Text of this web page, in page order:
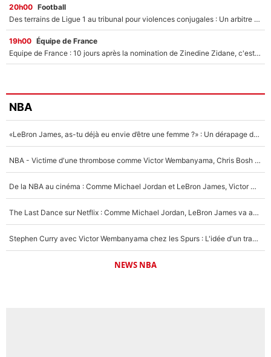
20h00 Football
Des terrains de Ligue 1 au tribunal pour violences conjugales : Un arbitre français encourt une peine de 18 mois de prison !
19h00 Équipe de France
Equipe de France : 10 jours après la nomination de Zinedine Zidane, c'est au tour de son fils de prendre un nouveau départ !
NBA
«LeBron James, as-tu déjà eu envie d’être une femme ?» : Un dérapage de Donald Trump sur la superstar de la NBA refait surface
NBA - Victime d'une thrombose comme Victor Wembanyama, Chris Bosh prévient le Français des risques sur sa santé : «J’ai failli mourir sur le coup et j’ai été ramené à la vie»
De la NBA au cinéma : Comme Michael Jordan et LeBron James, Victor Wembanyama rêve d'une carrière d'acteur !
The Last Dance sur Netflix : Comme Michael Jordan, LeBron James va avoir le droit à sa série !
Stephen Curry avec Victor Wembanyama chez les Spurs : L'idée d'un trade historique est lancée en NBA !
NEWS NBA